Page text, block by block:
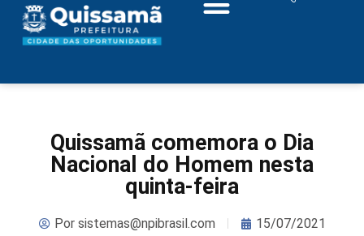
Quissamã comemora o Dia
Nacional do Homem nesta
quinta-feira
Porsistemas@npibrasil.com 15/07/2021